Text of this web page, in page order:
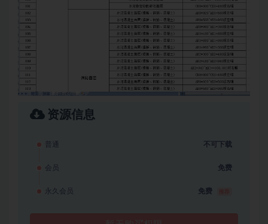
资源信息
普通 不可下载
会员 免费
永久会员 免费